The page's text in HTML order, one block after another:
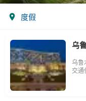
度假
乌
乌鲁
交通